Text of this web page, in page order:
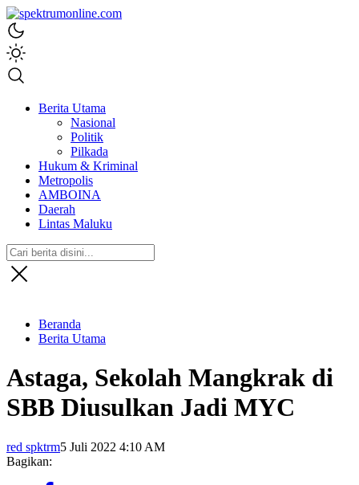
spektrumonline.com
Berita Utama
Nasional
Politik
Pilkada
Hukum & Kriminal
Metropolis
AMBOINA
Daerah
Lintas Maluku
Beranda
Berita Utama
Astaga, Sekolah Mangkrak di
SBB Diusulkan Jadi MYC
red spktrm5 Juli 2022 4:10 AM
Bagikan: